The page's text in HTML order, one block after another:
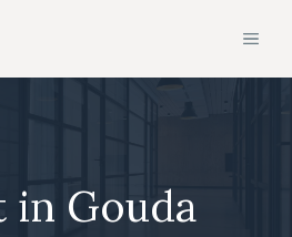
in Gouda